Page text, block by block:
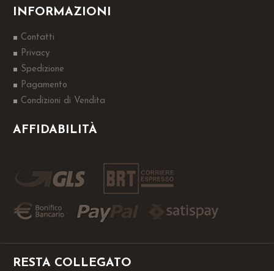
INFORMAZIONI
Contatti
Privacy
Spedizione
Pagamento
Condizioni di Vendita
AFFIDABILITÀ
RESTA COLLEGATO